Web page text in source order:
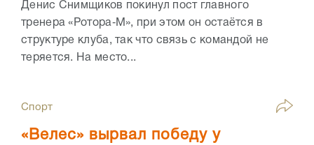
Денис Снимщиков покинул пост главного
тренера «Ротора‑М», при этом он остаётся в
структуре клуба, так что связь с командой не
теряется. На место...
Спорт
«Велес» вырвал победу у